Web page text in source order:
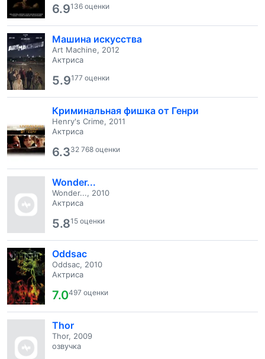
6.9136 оценки
Машина искусства
Art Machine, 2012
Актриса
5.9177 оценки
Криминальная фишка от Генри
Henry's Crime, 2011
Актриса
6.332 768 оценки
Wonder...
Wonder..., 2010
Актриса
5.815 оценки
Oddsac
Oddsac, 2010
Актриса
7.0497 оценки
Thor
Thor, 2009
озвучка